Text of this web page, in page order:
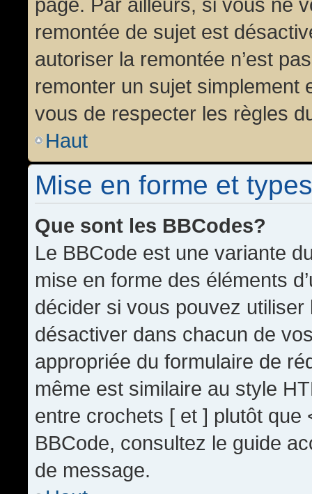
remontée de sujet est
autoriser la remontée n’est
remonter un sujet simplement
vous de respecter les règles
Haut
Mise en forme et
Que sont les BBCodes?
Le BBCode est une variante
mise en forme des éléments
décider si vous pouvez
désactiver dans chacun de
appropriée du formulaire de
même est similaire au style
entre crochets [ et ] plutôt que
BBCode, consultez le guide
de message.